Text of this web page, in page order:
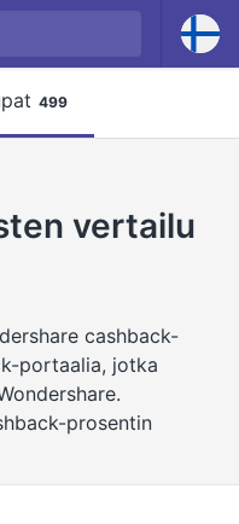
499
vertailu
cashback-
portaalia, jotka
prosentin